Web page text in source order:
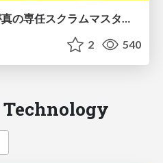
兼任スクラムマスターが真の専任スクラムマスターになるまでのストーリー
2 540